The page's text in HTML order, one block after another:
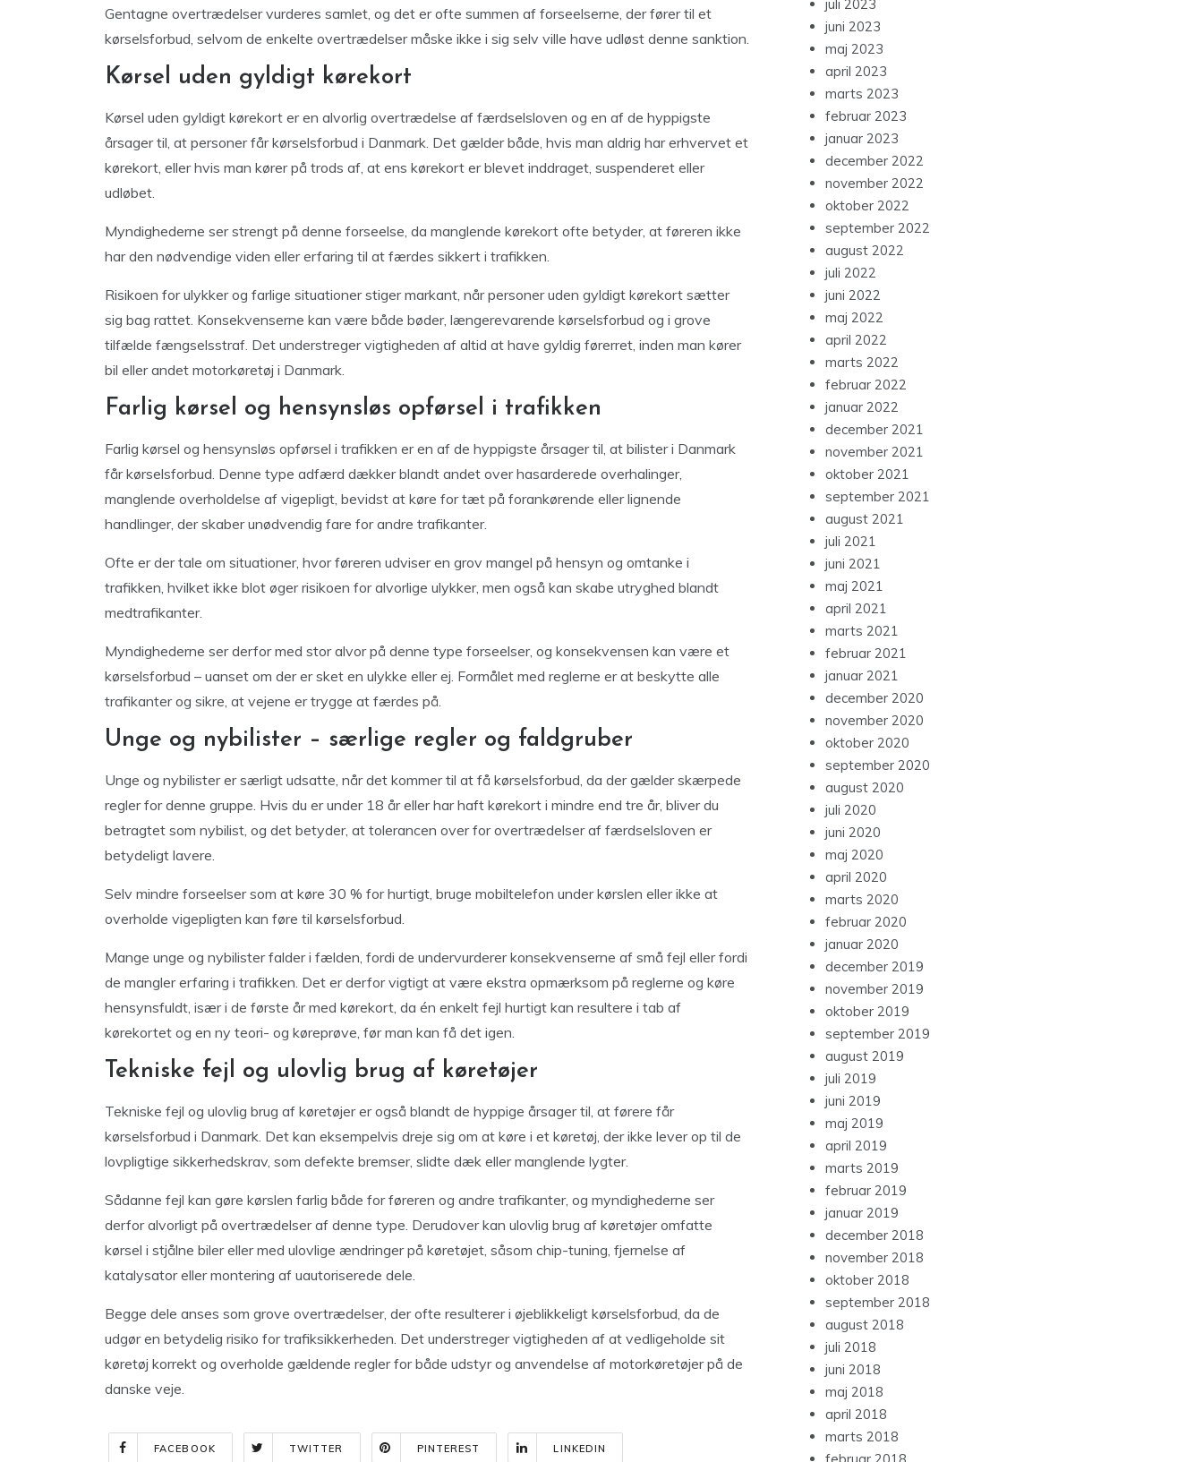
Gentagne overtrædelser vurderes samlet, og det er ofte summen af forseelserne, der fører til et
kørselsforbud, selvom de enkelte overtrædelser måske ikke i sig selv ville have udløst denne sanktion.
Kørsel uden gyldigt kørekort
Kørsel uden gyldigt kørekort er en alvorlig overtrædelse af færdselsloven og en af de hyppigste
årsager til, at personer får kørselsforbud i Danmark. Det gælder både, hvis man aldrig har erhvervet et
kørekort, eller hvis man kører på trods af, at ens kørekort er blevet inddraget, suspenderet eller
udløbet.
Myndighederne ser strengt på denne forseelse, da manglende kørekort ofte betyder, at føreren ikke
har den nødvendige viden eller erfaring til at færdes sikkert i trafikken.
Risikoen for ulykker og farlige situationer stiger markant, når personer uden gyldigt kørekort sætter
sig bag rattet. Konsekvenserne kan være både bøder, længerevarende kørselsforbud og i grove
tilfælde fængselsstraf. Det understreger vigtigheden af altid at have gyldig førerret, inden man kører
bil eller andet motorkøretøj i Danmark.
Farlig kørsel og hensynsløs opførsel i trafikken
Farlig kørsel og hensynsløs opførsel i trafikken er en af de hyppigste årsager til, at bilister i Danmark
får kørselsforbud. Denne type adfærd dækker blandt andet over hasarderede overhalinger,
manglende overholdelse af vigepligt, bevidst at køre for tæt på forankørende eller lignende
handlinger, der skaber unødvendig fare for andre trafikanter.
Ofte er der tale om situationer, hvor føreren udviser en grov mangel på hensyn og omtanke i
trafikken, hvilket ikke blot øger risikoen for alvorlige ulykker, men også kan skabe utryghed blandt
medtrafikanter.
Myndighederne ser derfor med stor alvor på denne type forseelser, og konsekvensen kan være et
kørselsforbud – uanset om der er sket en ulykke eller ej. Formålet med reglerne er at beskytte alle
trafikanter og sikre, at vejene er trygge at færdes på.
Unge og nybilister – særlige regler og faldgruber
Unge og nybilister er særligt udsatte, når det kommer til at få kørselsforbud, da der gælder skærpede
regler for denne gruppe. Hvis du er under 18 år eller har haft kørekort i mindre end tre år, bliver du
betragtet som nybilist, og det betyder, at tolerancen over for overtrædelser af færdselsloven er
betydeligt lavere.
Selv mindre forseelser som at køre 30 % for hurtigt, bruge mobiltelefon under kørslen eller ikke at
overholde vigepligten kan føre til kørselsforbud.
Mange unge og nybilister falder i fælden, fordi de undervurderer konsekvenserne af små fejl eller fordi
de mangler erfaring i trafikken. Det er derfor vigtigt at være ekstra opmærksom på reglerne og køre
hensynsfuldt, især i de første år med kørekort, da én enkelt fejl hurtigt kan resultere i tab af
kørekortet og en ny teori- og køreprøve, før man kan få det igen.
Tekniske fejl og ulovlig brug af køretøjer
Tekniske fejl og ulovlig brug af køretøjer er også blandt de hyppige årsager til, at førere får
kørselsforbud i Danmark. Det kan eksempelvis dreje sig om at køre i et køretøj, der ikke lever op til de
lovpligtige sikkerhedskrav, som defekte bremser, slidte dæk eller manglende lygter.
Sådanne fejl kan gøre kørslen farlig både for føreren og andre trafikanter, og myndighederne ser
derfor alvorligt på overtrædelser af denne type. Derudover kan ulovlig brug af køretøjer omfatte
kørsel i stjålne biler eller med ulovlige ændringer på køretøjet, såsom chip-tuning, fjernelse af
katalysator eller montering af uautoriserede dele.
Begge dele anses som grove overtrædelser, der ofte resulterer i øjeblikkeligt kørselsforbud, da de
udgør en betydelig risiko for trafiksikkerheden. Det understreger vigtigheden af at vedligeholde sit
køretøj korrekt og overholde gældende regler for både udstyr og anvendelse af motorkøretøjer på de
danske veje.
FACEBOOK TWITTER PINTEREST LINKEDIN
juli 2023
juni 2023
maj 2023
april 2023
marts 2023
februar 2023
januar 2023
december 2022
november 2022
oktober 2022
september 2022
august 2022
juli 2022
juni 2022
maj 2022
april 2022
marts 2022
februar 2022
januar 2022
december 2021
november 2021
oktober 2021
september 2021
august 2021
juli 2021
juni 2021
maj 2021
april 2021
marts 2021
februar 2021
januar 2021
december 2020
november 2020
oktober 2020
september 2020
august 2020
juli 2020
juni 2020
maj 2020
april 2020
marts 2020
februar 2020
januar 2020
december 2019
november 2019
oktober 2019
september 2019
august 2019
juli 2019
juni 2019
maj 2019
april 2019
marts 2019
februar 2019
januar 2019
december 2018
november 2018
oktober 2018
september 2018
august 2018
juli 2018
juni 2018
maj 2018
april 2018
marts 2018